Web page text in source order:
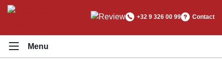
+32 9 326 00 99 Contact